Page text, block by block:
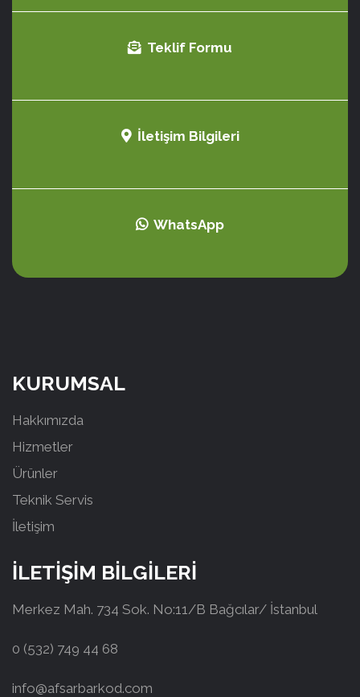
Teklif Formu
İletişim Bilgileri
WhatsApp
KURUMSAL
Hakkımızda
Hizmetler
Ürünler
Teknik Servis
İletişim
İLETİŞİM BİLGİLERİ
Merkez Mah. 734 Sok. No:11/B Bağcılar/ İstanbul
0 (532) 749 44 68
info@afsarbarkod.com